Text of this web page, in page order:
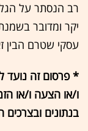
רב הנסתר על
יקר ומדובר
עסקי שטרם הבין
* פרסום זה נועד
ו/או הצעה ו/או
בנתונים